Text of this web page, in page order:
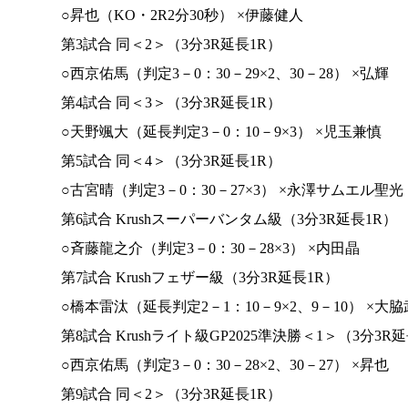
○昇也（KO・2R2分30秒） ×伊藤健人
第3試合 同＜2＞（3分3R延長1R）
○西京佑馬（判定3－0：30－29×2、30－28） ×弘輝
第4試合 同＜3＞（3分3R延長1R）
○天野颯大（延長判定3－0：10－9×3） ×児玉兼慎
第5試合 同＜4＞（3分3R延長1R）
○古宮晴（判定3－0：30－27×3） ×永澤サムエル聖光
第6試合 Krushスーパーバンタム級（3分3R延長1R）
○斉藤龍之介（判定3－0：30－28×3） ×内田晶
第7試合 Krushフェザー級（3分3R延長1R）
○橋本雷汰（延長判定2－1：10－9×2、9－10） ×大脇
第8試合 Krushライト級GP2025準決勝＜1＞（3分3R延
○西京佑馬（判定3－0：30－28×2、30－27） ×昇也
第9試合 同＜2＞（3分3R延長1R）